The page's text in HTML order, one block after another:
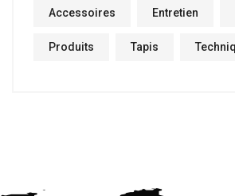
Accessoires Entretien
Produits Tapis